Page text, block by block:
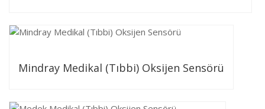
Mindray Medikal (Tıbbi) Oksijen Sensörü